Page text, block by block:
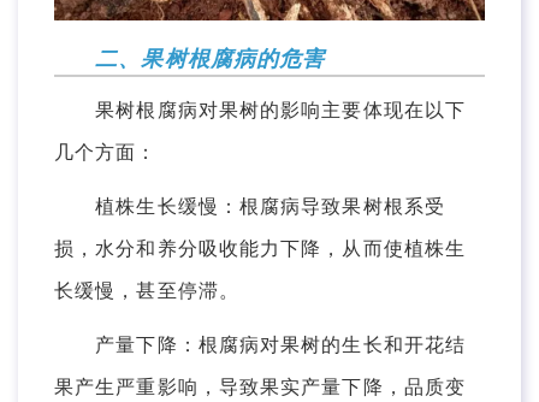
二、果树根腐病的危害
果树根腐病对果树的影响主要体现在以下
几个方面：
植株生长缓慢：根腐病导致果树根系受
损，水分和养分吸收能力下降，从而使植株生
长缓慢，甚至停滞。
产量下降：根腐病对果树的生长和开花结
果产生严重影响，导致果实产量下降，品质变